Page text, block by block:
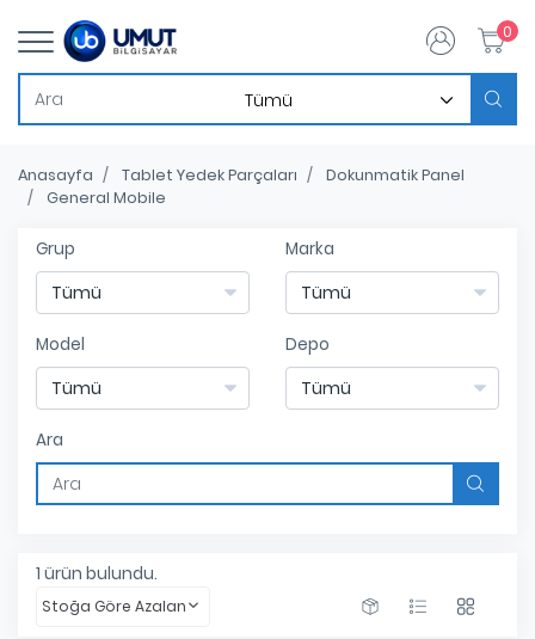
0
Anasayfa Tablet Yedek Parçaları
Dokunmatik Panel
General Mobile
Grup Marka
Model Depo
Ara
1 ürün bulundu.
Stoğa Göre Azalan